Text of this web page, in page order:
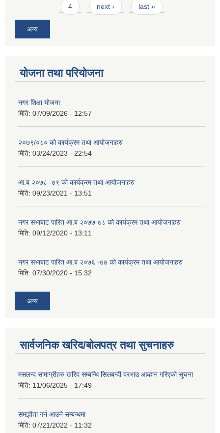
4 next › last »
अन्य
योजना तथा परियोजना
नगर शिक्षा योजना
मिति: 07/09/2026 - 12:57
२०७९/०८० को कार्यक्रम तथा आयोजनाहरु
मिति: 03/24/2023 - 22:54
आ.ब २०७८ -७९ को कार्यक्रम तथा आयोजनाहरु
मिति: 09/23/2021 - 13:51
नगर सभाबाट पारित आ.ब २०७७-७८ को कार्यक्रम तथा आयोजनाहरु
मिति: 09/12/2020 - 13:11
नगर सभाबाट पारित आ.ब २०७६ -७७ को कार्यक्रम तथा आयोजनाहरु
मिति: 07/30/2020 - 15:32
अन्य
सार्वजनिक खरिद/बोलपत्र तथा सुचनाहरु
मसलन्द सामाग्रीहरु खरिद सम्बन्धि सिलबन्दी दरभाउ आव्हान गरिएको सुचना
मिति: 11/06/2025 - 17:49
समझौता गर्न आउने सम्बन्धमा
मिति: 07/21/2022 - 11:32